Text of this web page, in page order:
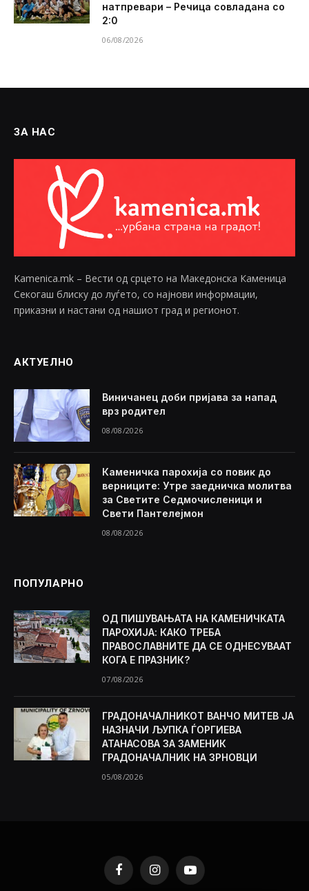
натпревари – Речица совладана со
2:0
06/08/2026
ЗА НАС
Kamenica.mk – Вести од срцето на Македонска Каменица
Секогаш блиску до луѓето, со најнови информации,
приказни и настани од нашиот град и регионот.
АКТУЕЛНО
Виничанец доби пријава за напад
врз родител
08/08/2026
Каменичка парохија со повик до
верниците: Утре заедничка молитва
за Светите Седмочисленици и
Свети Пантелејмон
08/08/2026
ПОПУЛАРНО
ОД ПИШУВАЊАТА НА КАМЕНИЧКАТА
ПАРОХИЈА: КАКО ТРЕБА
ПРАВОСЛАВНИТЕ ДА СЕ ОДНЕСУВААТ
КОГА Е ПРАЗНИК?
07/08/2026
ГРАДОНАЧАЛНИКОТ ВАНЧО МИТЕВ ЈА
НАЗНАЧИ ЉУПКА ЃОРГИЕВА
АТАНАСОВА ЗА ЗАМЕНИК
ГРАДОНАЧАЛНИК НА ЗРНОВЦИ
05/08/2026
FacebookInstagramYouTube